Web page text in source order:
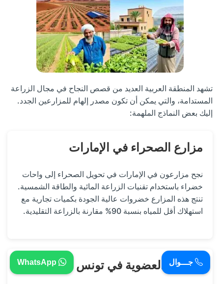
تشهد المنطقة العربية العديد من قصص النجاح في مجال الزراعة
المستدامة، والتي يمكن أن تكون مصدر إلهام للمزارعين الجدد.
إليك بعض النماذج الملهمة:
مزارع الصحراء في الإمارات
نجح مزارعون في الإمارات في تحويل الصحراء إلى واحات
خضراء باستخدام تقنيات الزراعة المائية والطاقة الشمسية.
تنتج هذه المزارع خضروات عالية الجودة بكميات تجارية مع
استهلاك أقل للمياه بنسبة 90% مقارنة بالزراعة التقليدية.
الزراعة العضوية في تونس
جـــوال